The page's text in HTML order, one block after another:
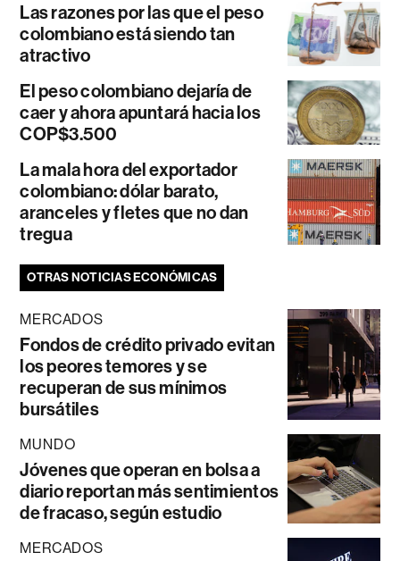
Las razones por las que el peso
colombiano está siendo tan
atractivo
El peso colombiano dejaría de
caer y ahora apuntará hacia los
COP$3.500
La mala hora del exportador
colombiano: dólar barato,
aranceles y fletes que no dan
tregua
OTRAS NOTICIAS ECONÓMICAS
MERCADOS
Fondos de crédito privado evitan
los peores temores y se
recuperan de sus mínimos
bursátiles
MUNDO
Jóvenes que operan en bolsa a
diario reportan más sentimientos
de fracaso, según estudio
MERCADOS